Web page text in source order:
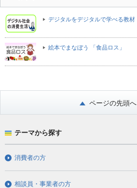
デジタルをデジタルで学べる教材
絵本でまなぼう 「食品ロス」
ページの先頭へ
テーマから探す
消費者の方
相談員・事業者の方